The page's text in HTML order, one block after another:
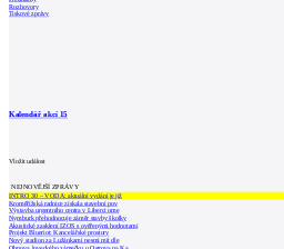
Rozhovory
Tiskové zprávy
Kalendář akcí 15
Vložit událost
NEJNOVĚJŠÍ ZPRÁVY
INTRO 30 – VODA: aktuální vydání je již
Kroměřížská radnice získala stavební pov
Výstavba urgentního centra v Liberci ome
Nymburk přehodnocuje záměr stavby školky
Akustické zasklení IZOS s ověřenými hodnotami
Projekt Blueriot: Kancelářské prostory
Nový stadion za Lužánkami nesmí mít dle